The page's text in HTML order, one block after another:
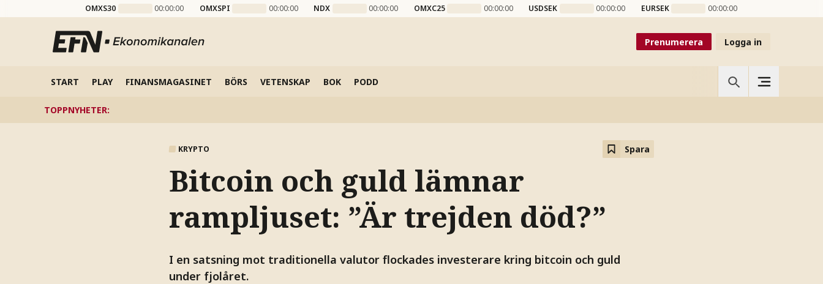
OMXS30 00:00:00 OMXSPI 00:00:00 NDX 00:00:00 OMXC25 00:00:00 USDSEK 00:00:00 EURSEK 00:00:00
Prenumerera Logga in
START PLAY FINANSMAGASINET BÖRS VETENSKAP BOK PODD
TOPPNYHETER:
KRYPTO Spara
Bitcoin och guld lämnar
rampljuset: ”Är trejden död?”
I en satsning mot traditionella valutor flockades investerare kring bitcoin och guld
under fjolåret.